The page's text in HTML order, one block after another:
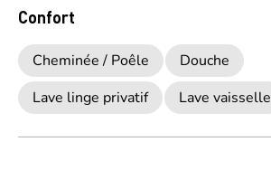
Confort
Cheminée / Poêle
Douche
Lave linge privatif
Lave vaisselle